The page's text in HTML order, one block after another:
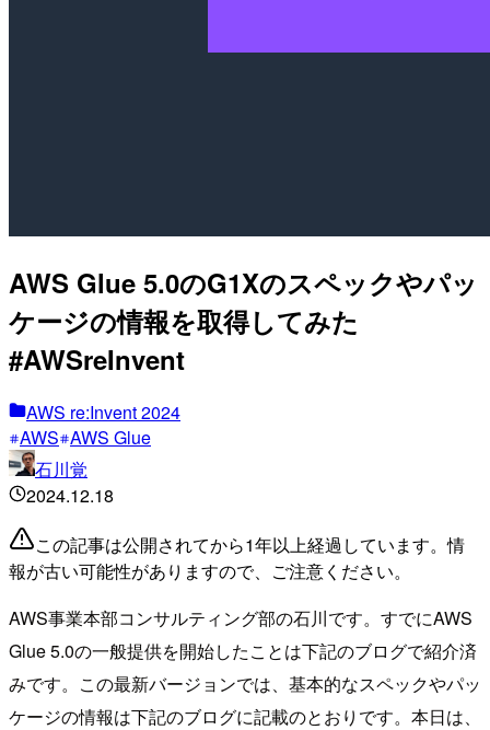
AWS Glue 5.0のG1Xのスペックやパッ
ケージの情報を取得してみた
#AWSreInvent
AWS re:Invent 2024
AWS AWS Glue
石川覚
2024.12.18
この記事は公開されてから1年以上経過しています。情
報が古い可能性がありますので、ご注意ください。
AWS事業本部コンサルティング部の石川です。すでにAWS
Glue 5.0の一般提供を開始したことは下記のブログで紹介済
みです。この最新バージョンでは、基本的なスペックやパッ
ケージの情報は下記のブログに記載のとおりです。本日は、